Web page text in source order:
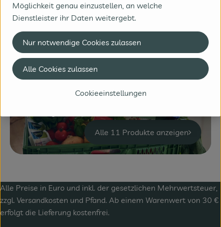
BioBüroObst
Zusatzsortiment
Alle 40 Produkte anzeigen
Alle 11 Produkte anzeigen
Alle Preise in Euro und inkl. der gesetzlichen Mehrwertsteuer,
zzgl. Versandkosten und Pfand. Ab einem Warenwert von 30 €
erfolgt die Lieferung kostenfrei.
Möglichkeit genau einzustellen, an welche
Dienstleister ihr Daten weitergebt.
Cookieeinstellungen
Nur notwendige Cookies zulassen
Alle Cookies zulassen